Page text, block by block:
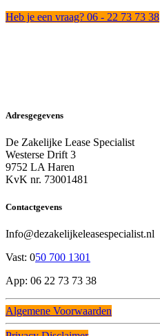
Heb je een vraag? 06 - 22 73 73 38
Adresgegevens
De Zakelijke Lease Specialist
Westerse Drift 3
9752 LA Haren
KvK nr. 73001481
Contactgevens
Info@dezakelijkeleasespecialist.nl
Vast: 050 700 1301
App: 06 22 73 73 38
Algemene Voorwaarden